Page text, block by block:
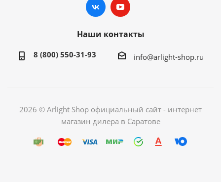
Наши контакты
8 (800) 550-31-93 info@arlight-shop.ru
2026 © Arlight Shop официальный сайт - интернет
магазин дилера в Саратове